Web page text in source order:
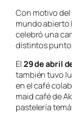
Con motivo del
mundo abierto
celebró una
distintos
El29 de abril
también tuvo
en el café
maid café de
pastelería